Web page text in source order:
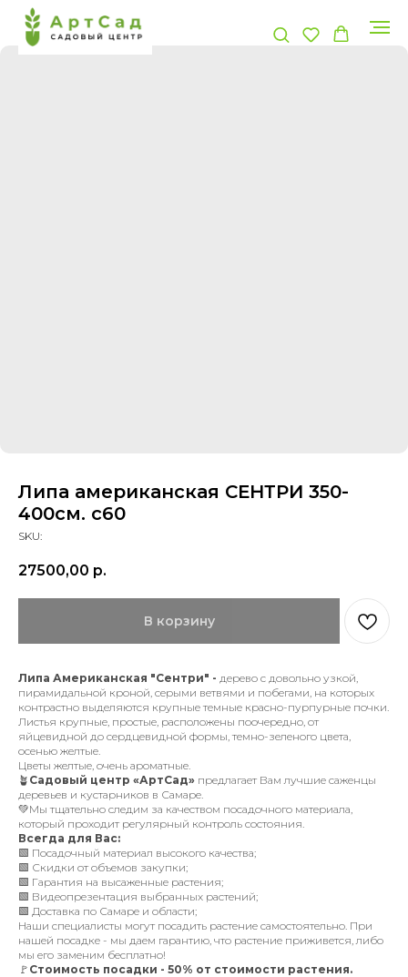
Липа американская СЕНТРИ 350-
400см. с60
SKU:
27500,00 р.
В корзину
Липа Американская "Сентри" - дерево с довольно узкой,
пирамидальной кроной, серыми ветвями и побегами, на которых
контрастно выделяются крупные темные красно-пурпурные почки.
Листья крупные, простые, расположены поочередно, от
яйцевидной до сердцевидной формы, темно-зеленого цвета,
осенью желтые.
Цветы желтые, очень ароматные.
🪴 Садовый центр «АртСад» предлагает Вам лучшие саженцы
деревьев и кустарников в Самаре.
💚Мы тщательно следим за качеством посадочного материала,
который проходит регулярный контроль состояния.
Всегда для Вас:
🟩 Посадочный материал высокого качества;
🟩 Скидки от объемов закупки;
🟩 Гарантия на высаженные растения;
🟩 Видеопрезентация выбранных растений;
🟩 Доставка по Самаре и области;
Наши специалисты могут посадить растение самостоятельно. При
нашей посадке - мы даем гарантию, что растение приживется, либо
мы его заменим бесплатно!
🚩 Стоимость посадки - 50% от стоимости растения.